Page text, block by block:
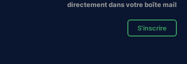
directement dans votre boîte mail
S'inscrire